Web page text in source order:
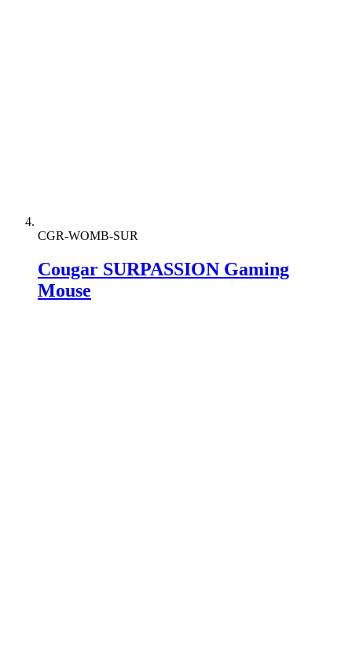
CGR-WOMB-SUR
Cougar SURPASSION Gaming
Mouse